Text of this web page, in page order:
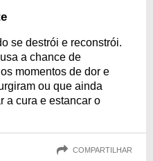
se destrói e reconstrói.
a chance de
momentos de dor e
ou que ainda
a cura e estancar o
COMPARTILHAR